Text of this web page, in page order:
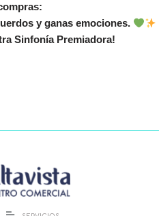
y ganas emociones.
Sinfonía Premiadora!